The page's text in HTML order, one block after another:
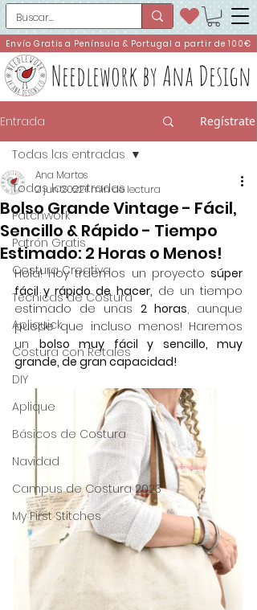
Needlework by Ana Design
Envío Gratis a Península & Portugal a partir de 100€
Entrada Regístrate
Todas las entradas
Patchwork
Patrón Gratis
Costura Creativa
Técnicas de Costura
Apliquick
Costura con Retales
DIY
Aplique
Básicos de Costura
Navidad
Campus de Costura 2023
My First Stitches
Todas las entradas
Bolso Grande Vintage - Fácil,
Sencillo & Rápido - Tiempo
Estimado: 2 Horas o Menos!
Ana Martos
2 jun 20221 min de lectura
Hola! Hoy traemos un proyecto súper
fácil y rápido de hacer, de un tiempo
estimado de unas 2 horas, aunque
puede que incluso menos! Haremos
un bolso muy fácil y sencillo, muy
grande, de gran capacidad!